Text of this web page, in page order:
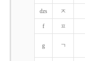
dzs ㅈ
f ㅍ
g ㄱ